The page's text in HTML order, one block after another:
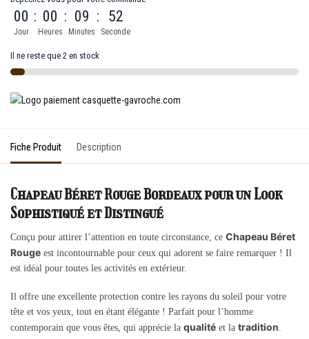
00
Jour
: 00
Heures
: 09
Minutes
: 52
Seconde
Il ne reste que 2 en stock
Fiche Produit Description
Chapeau Béret Rouge Bordeaux pour un Look
Sophistiqué et Distingué
Conçu pour attirer l’attention en toute circonstance, ce Chapeau Béret
Rouge est incontournable pour ceux qui adorent se faire remarquer ! Il
est idéal pour toutes les activités en extérieur.
Il offre une excellente protection contre les rayons du soleil pour votre
tête et vos yeux, tout en étant élégante ! Parfait pour l’homme
contemporain que vous êtes, qui apprécie la qualité et la tradition.